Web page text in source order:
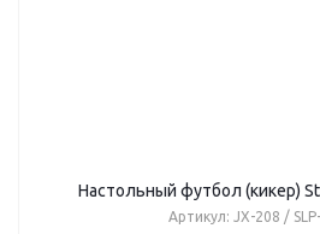
Настольный футбол (кикер)
Артикул: JX-208 /